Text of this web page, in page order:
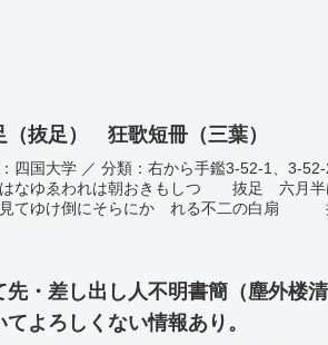
（抜足） 狂歌短冊（三葉）
四国大学 ／ 分類：右から手鑑3-52-1、3-
なゆゑわれは朝おきもしつ 抜足 六月半
てゆけ倒にそらにかゝれる不二の白扇
先・差し出し人不明書簡（塵外楼
てよろしくない情報あり。